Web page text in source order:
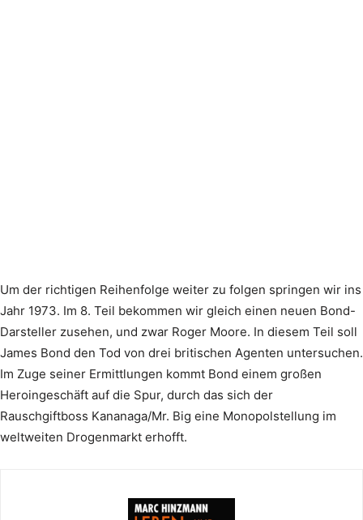
Um der richtigen Reihenfolge weiter zu folgen springen wir ins
Jahr 1973. Im 8. Teil bekommen wir gleich einen neuen Bond-
Darsteller zusehen, und zwar Roger Moore. In diesem Teil soll
James Bond den Tod von drei britischen Agenten untersuchen.
Im Zuge seiner Ermittlungen kommt Bond einem großen
Heroingeschäft auf die Spur, durch das sich der
Rauschgiftboss Kananaga/Mr. Big eine Monopolstellung im
weltweiten Drogenmarkt erhofft.